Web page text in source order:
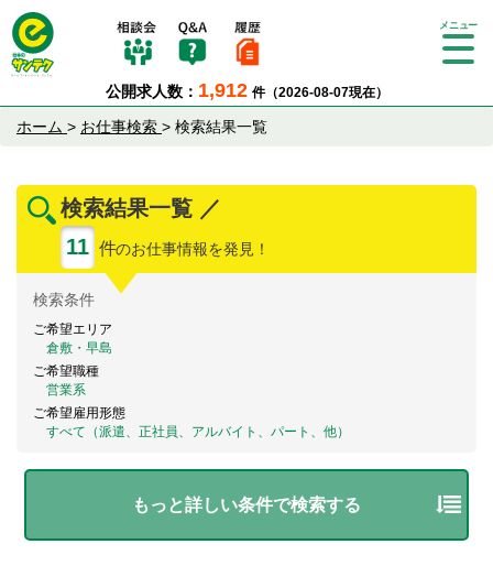
公開求人数： 1,912 件（2026-08-07現在）
Tog
ホーム > お仕事検索 > 検索結果一覧
検索結果一覧 ／
11 件のお仕事情報を発見！
検索条件
ご希望エリア
倉敷・早島
ご希望職種
営業系
ご希望雇用形態
すべて（派遣、正社員、アルバイト、パート、他）
もっと詳しい条件で検索する